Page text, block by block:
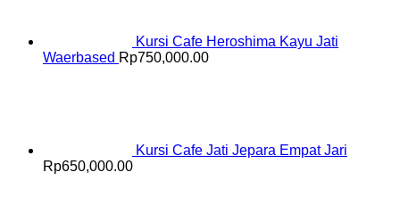
Kursi Cafe Heroshima Kayu Jati
Waerbased Rp750,000.00
Kursi Cafe Jati Jepara Empat Jari
Rp650,000.00